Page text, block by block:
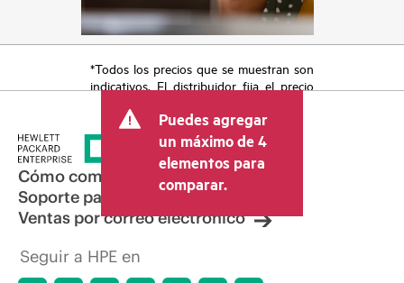
*Todos los precios que se muestran son
indicativos. El distribuidor fija el precio
otros conceptos, como los impuestos a
la venta, el IVA y el envío. El precio de la
transacción que establece el distribuidor
puede variar con respecto a otros
distribuidores y al precio indicativo
mostrado. El precio indicativo puede
incluir ofertas promocionales por tiempo
hacer ajustes de precios en cualquier
Puedes agregar
un máximo de 4
elementos para
comparar.
Cómo comprar
Soporte para productos
Ventas por correo electrónico
Seguir a HPE en